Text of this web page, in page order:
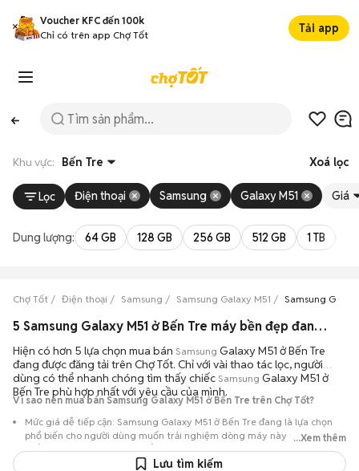
Voucher KFC đến 100k
Chỉ có trên app Chợ Tốt
Tải app
Khu vực: Bến Tre Xoá lọc
Lọc Điện thoại Samsung Galaxy M51 Giá
Dung lượng: 64 GB 128 GB 256 GB 512 GB 1 TB
Chợ Tốt Điện thoại Samsung Samsung Galaxy M51 Samsung
5 Samsung Galaxy M51 ở Bến Tre máy bền đẹp đang bán 08/2026
Hiện có hơn 5 lựa chọn mua bán Samsung Galaxy M51 ở Bến Tre
đang được đăng tải trên Chợ Tốt. Chỉ với vài thao tác lọc, người
dùng có thể nhanh chóng tìm thấy chiếc Samsung Galaxy M51 ở
Bến Tre phù hợp nhất với yêu cầu của mình.
Vì sao nên mua bán Samsung Galaxy M51 ở Bến Tre trên Chợ Tốt?
Mức giá dễ tiếp cận: Samsung Galaxy M51 ở Bến Tre đang là lựa chọn
phổ biến cho người dùng muốn trải nghiệm dòng máy này với chi phí
thấp hơn so với khi mới ra mắt.
...Xem thêm
Lưu tìm kiếm